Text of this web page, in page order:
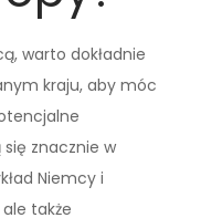
warto dokładnie
kraju, aby móc
się znacznie w
Niemcy i
także